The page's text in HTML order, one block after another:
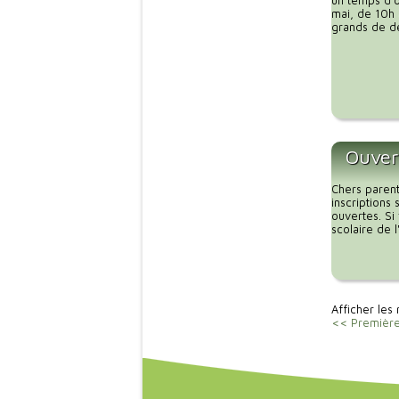
mai, de 10h
grands de
Chers
inscriptions
ouvertes.
scolaire de
Afficher les
<< Première